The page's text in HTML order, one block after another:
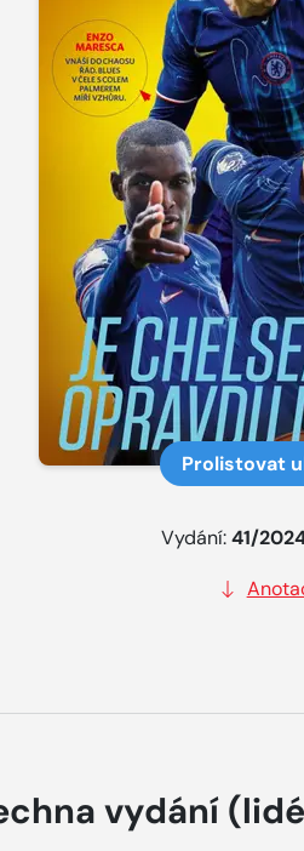
Prolistovat
Vydání:41/
vydání